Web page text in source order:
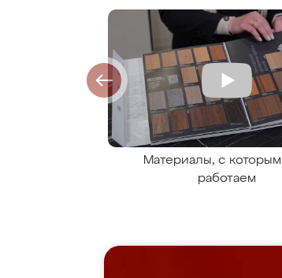
Материалы, с
работаем